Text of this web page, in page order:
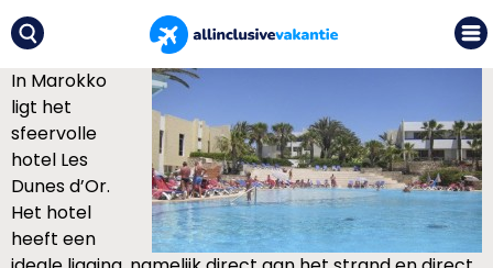
In Marokko
ligt het
sfeervolle
hotel Les
Dunes d’Or.
Het hotel
heeft een